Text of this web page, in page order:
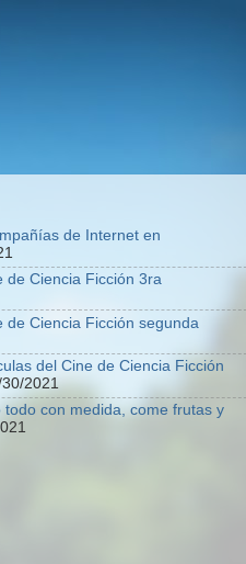
de Internet en
de Ciencia Ficción 3ra
de Ciencia Ficción segunda
del Cine de Ciencia Ficción
2021
todo con medida, come frutas y